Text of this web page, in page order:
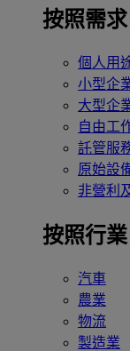
按照需求
個人用
小型企
大型企
自由工
託管服
原始設
非營利
按照行業
汽車
農業
物流
製造業